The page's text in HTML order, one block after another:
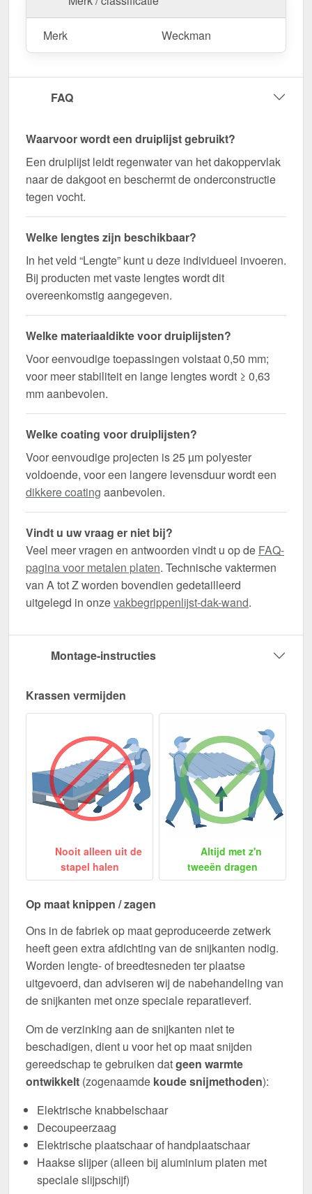
Duurzaam, weerbestendig, op maat gemaakt - bestel
nu en profiteer van een snelle levering!
Merk Weckman
FAQ
Waarvoor wordt een druiplijst gebruikt?
Een druiplijst leidt regenwater van het dakoppervlak
naar de dakgoot en beschermt de onderconstructie
tegen vocht.
Welke lengtes zijn beschikbaar?
In het veld “Lengte” kunt u deze individueel invoeren.
Bij producten met vaste lengtes wordt dit
overeenkomstig aangegeven.
Welke materiaaldikte voor druiplijsten?
Voor eenvoudige toepassingen volstaat 0,50 mm;
voor meer stabiliteit en lange lengtes wordt ≥ 0,63
mm aanbevolen.
Welke coating voor druiplijsten?
Voor eenvoudige projecten is 25 µm polyester
voldoende, voor een langere levensduur wordt een
dikkere coating aanbevolen.
Vindt u uw vraag er niet bij?
Veel meer vragen en antwoorden vindt u op de FAQ-
pagina voor metalen platen. Technische vaktermen
van A tot Z worden bovendien gedetailleerd
uitgelegd in onzevakbegrippenlijst-dak-wand.
Montage-instructies
Krassen vermijden
Nooit alleen uit de
stapel halen
Altijd met z'n
tweeën dragen
Op maat knippen / zagen
Ons in de fabriek op maat geproduceerde zetwerk
heeft geen extra afdichting van de snijkanten nodig.
Worden lengte- of breedtesneden ter plaatse
uitgevoerd, dan adviseren wij de nabehandeling van
de snijkanten met onze speciale reparatieverf.
Om de verzinking aan de snijkanten niet te
beschadigen, dient u voor het op maat snijden
gereedschap te gebruiken datgeen warmte
ontwikkelt (zogenaamde koude snijmethoden):
Elektrische knabbelschaar
Decoupeerzaag
Elektrische plaatschaar of handplaatschaar
Haakse slijper (alleen bij aluminium platen met
speciale slijpschijf)